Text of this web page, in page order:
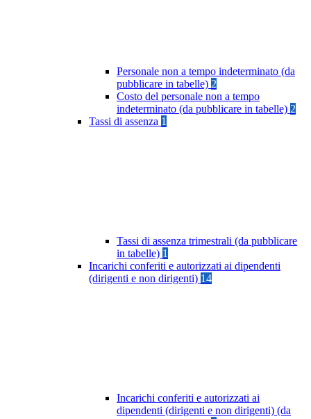
Personale non a tempo indeterminato (da
pubblicare in tabelle) 2
Costo del personale non a tempo
indeterminato (da pubblicare in tabelle) 2
Tassi di assenza 1
Tassi di assenza trimestrali (da pubblicare
in tabelle) 1
Incarichi conferiti e autorizzati ai dipendenti
(dirigenti e non dirigenti) 14
Incarichi conferiti e autorizzati ai
dipendenti (dirigenti e non dirigenti) (da